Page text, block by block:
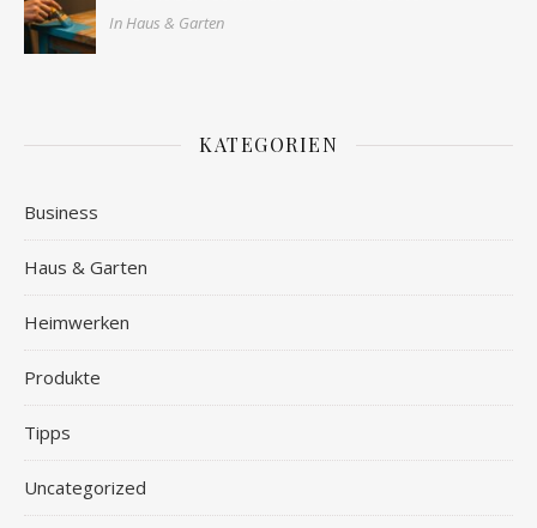
In Haus & Garten
KATEGORIEN
Business
Haus & Garten
Heimwerken
Produkte
Tipps
Uncategorized